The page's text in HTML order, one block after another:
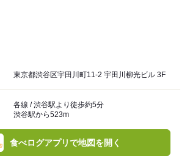
東京都渋谷区宇田川町11-2 宇田川柳光ビル 3F
各線 / 渋谷駅より徒歩約5分
渋谷駅から523m
食べログアプリで地図を開く